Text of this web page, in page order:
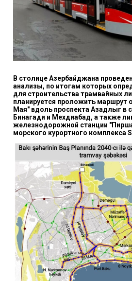
В столице Азербайджана
анализы, по итогам которых
для строительства трамвайных
планируется проложить маршрут
Мая" вдоль проспекта Азадлыг в
Бинагади и Мехдиабад, а также
железнодорожной станции
морского курортного комплекса